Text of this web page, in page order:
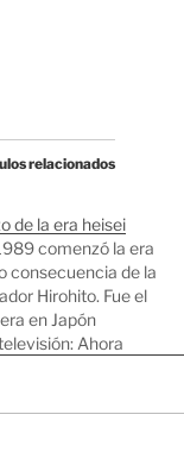
relacionados
de la era heisei
comenzó la era
consecuencia de la
Hirohito. Fue el
en Japón
Ahora
de…